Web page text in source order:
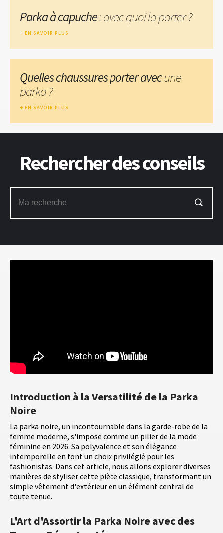
Introduction à la Versatilité de la Parka
Noire
La parka noire, un incontournable dans la garde-robe de la
femme moderne, s'impose comme un pilier de la mode
féminine en 2026. Sa polyvalence et son élégance
intemporelle en font un choix privilégié pour les
fashionistas. Dans cet article, nous allons explorer diverses
manières de styliser cette pièce classique, transformant un
simple vêtement d'extérieur en un élément central de
toute tenue.
L'Art d'Assortir la Parka Noire avec des
Parka à capuche: avec quoi la porter ?
EN SAVOIR PLUS
Quelles chaussures porter avecune
parka ?
EN SAVOIR PLUS
Rechercher des conseils